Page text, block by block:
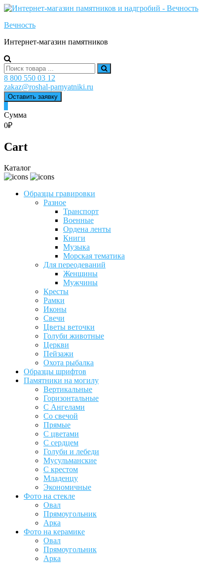
Skip
content
Вечность
Интернет-магазин памятников
Search
for:
8 800 550 03 12
zakaz@roshal-pamyatniki.ru
Оставить заявку
Сумма
0₽
Cart
Каталог
Образцы гравировки
Разное
Транспорт
Военные
Ордена ленты
Книги
Музыка
Морская тематика
Для переодеваний
Женщины
Мужчины
Кресты
Рамки
Иконы
Свечи
Цветы веточки
Голуби животные
Церкви
Пейзажи
Охота рыбалка
Образцы шрифтов
Памятники на могилу
Вертикальные
Горизонтальные
С Ангелами
Со свечой
Прямые
С цветами
С сердцем
Голуби и лебеди
Мусульманские
С крестом
Младенцу
Экономичные
Фото на стекле
Овал
Прямоугольник
Арка
Фото на керамике
Овал
Прямоугольник
Арка